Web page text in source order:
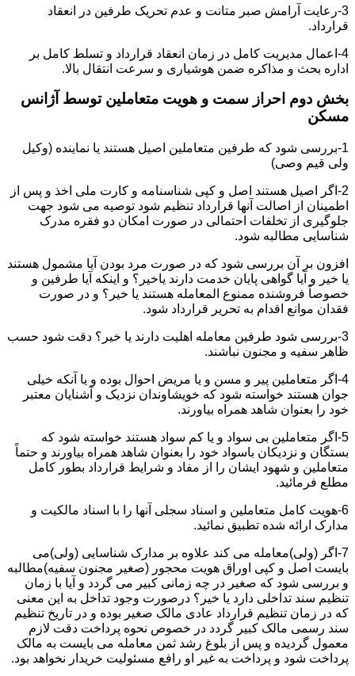
3-رعایت آرامش صبر متانت و عدم تحریک طرفین در انعقاد
قرارداد.
4-اعمال مدیریت کامل در زمان انعقاد قرارداد و تسلط کامل بر
اداره بحث و مذاکره ضمن هوشیاری و سرعت انتقال بالا.
بخش دوم احراز سمت و هویت متعاملین توسط آژانس
مسکن
1-بررسی شود که طرفین متعاملین اصیل هستند یا نماینده (وکیل
ولی قیم وصی)
2-اگر اصیل هستند اصل و کپی شناسنامه و کارت ملی اخذ و پس از
اطمینان از اصالت آنها قرارداد تنظیم شود توصیه می شود جهت
جلوگیری از تخلفات احتمالی در صورت امکان دو فقره مدرک
شناسایی مطالبه شود.
افزون بر آن بررسی شود که در صورت مرد بودن آیا مشمول هستند
یا خیر و آیا گواهی پایان خدمت دارند یاخیر؟ و اینکه آیا طرفین و
خصوصاً فروشنده ممنوع المعامله هستند یا خیر؟ و در صورت
فقدان موانع اقدام به تحریر قرارداد شود.
3-بررسی شود طرفین معامله اهلیت دارند یا خیر؟ دقت شود حسب
ظاهر سفیه و مجنون نباشند.
4-اگر متعاملین پیر و مسن و یا مریض احوال بوده و یا آنکه خیلی
جوان هستند خواسته شود که خویشاوندان نزدیک و آشنایان معتبر
خود را بعنوان شاهد همراه بیاورند.
5-اگر متعاملین بی سواد و یا کم سواد هستند خواسته شود که
بستگان و نزدیکان باسواد خود را بعنوان شاهد همراه بیاورند و حتماً
متعاملین و شهود ایشان را از مفاد و شرایط قرارداد بطور کامل
مطلع فرمائید.
6-هویت کامل متعاملین و اسناد سجلی آنها را با اسناد مالکیت و
مدارک ارائه شده تطبیق نمائید.
7-اگر (ولی)معامله می کند علاوه بر مدارک شناسایی (ولی)می
بایست اصل و کپی اوراق هویت محجور (صغیر مجنون سفیه)مطالبه
و بررسی شود که صغیر در چه زمانی کبیر می گردد و آیا با زمان
تنظیم سند تداخلی دارد یا خیر؟ درصورت وجود تداخل به این معنی
که در زمان تنظیم قرارداد عادی مالک صغیر بوده و در تاریخ تنظیم
سند رسمی مالک کبیر گردد در خصوص نحوه پرداخت دقت لازم
معمول گردیده و پس از بلوغ رشد ثمن معامله می بایست به مالک
پرداخت شود و پرداخت به غیر او رافع مسئولیت خریدار نخواهد بود.